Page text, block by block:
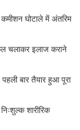
घोटाले में अंतरिम
चलाकर इलाज कराने
बार तैयार हुआ पूरा
निःशुल्क शारीरिक